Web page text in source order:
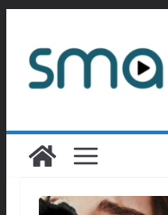
contenu